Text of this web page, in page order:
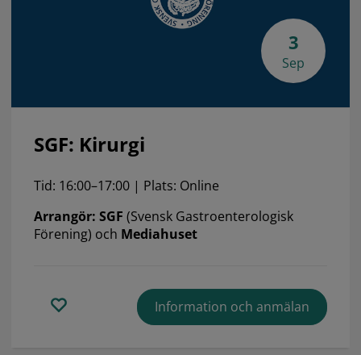
3
Sep
SGF: Kirurgi
Tid: 16:00–17:00 | Plats: Online
Arrangör: SGF (Svensk Gastroenterologisk
Förening) och Mediahuset
Information och anmälan